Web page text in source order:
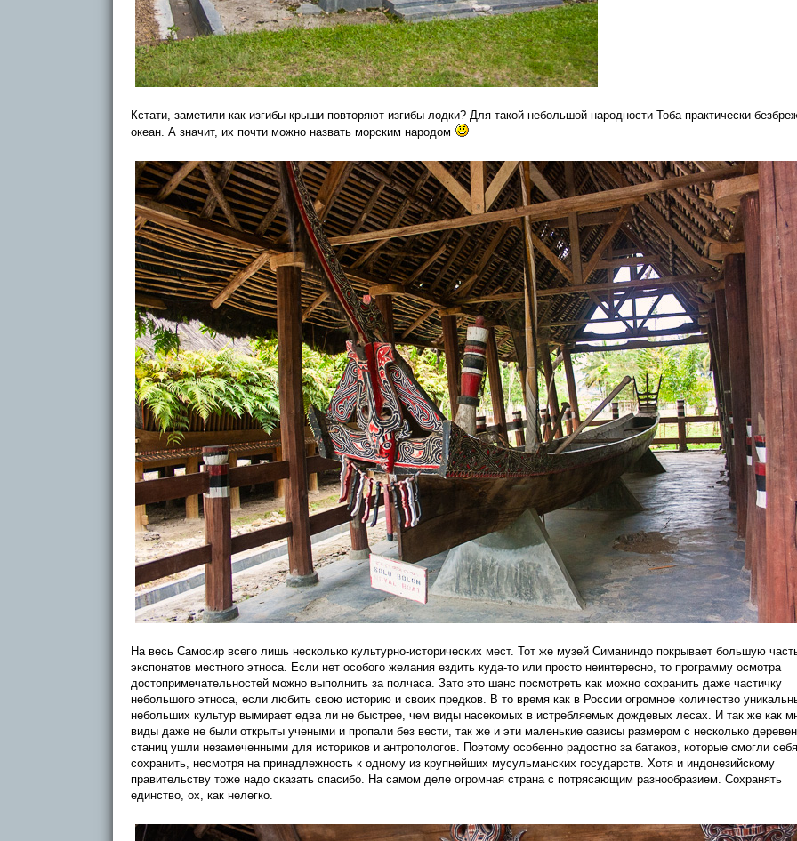
Кстати, заметили как изгибы крыши повторяют изгибы лодки? Для такой небольшой народности Тоба практически
океан. А значит, их почти можно назвать морским народом
На весь Самосир всего лишь несколько культурно-исторических мест. Тот же музей Симаниндо покрывает большую
экспонатов местного этноса. Если нет особого желания ездить куда-то или просто неинтересно, то программу осмотра
достопримечательностей можно выполнить за полчаса. Зато это шанс посмотреть как можно сохранить даже частичку
небольшого этноса, если любить свою историю и своих предков. В то время как в России огромное количество
небольших культур вымирает едва ли не быстрее, чем виды насекомых в истребляемых дождевых лесах. И так же как
виды даже не были открыты учеными и пропали без вести, так же и эти маленькие оазисы размером с несколько
станиц ушли незамеченными для историков и антропологов. Поэтому особенно радостно за батаков, которые смогли себя
сохранить, несмотря на принадлежность к одному из крупнейших мусульманских государств. Хотя и индонезийскому
правительству тоже надо сказать спасибо. На самом деле огромная страна с потрясающим разнообразием. Сохранять
единство, ох, как нелегко.